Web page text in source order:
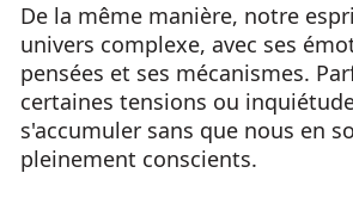
De la même manière, notre
univers complexe, avec ses
pensées et ses mécanismes.
certaines tensions ou
s'accumuler sans que nous en
pleinement conscients.